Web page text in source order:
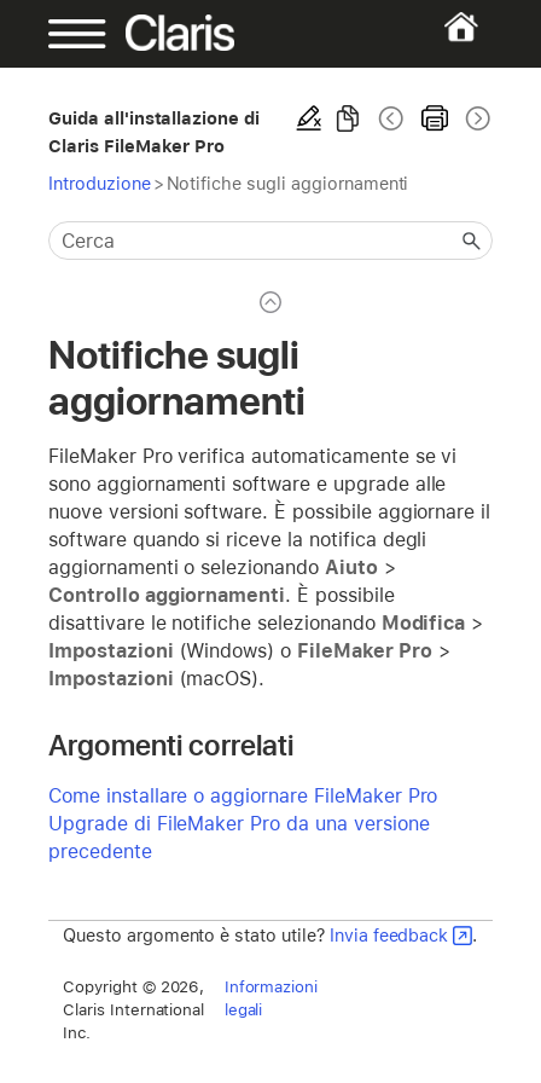
Guida all'installazione di
Claris FileMaker Pro
Introduzione > Notifiche sugli aggiornamenti
Notifiche sugli
aggiornamenti
FileMaker Pro verifica automaticamente se vi
sono aggiornamenti software e upgrade alle
nuove versioni software. È possibile aggiornare il
software quando si riceve la notifica degli
aggiornamenti o selezionando Aiuto>
Controllo aggiornamenti. È possibile
disattivare le notifiche selezionando Modifica >
Impostazioni (Windows) o FileMaker Pro>
Impostazioni (macOS).
Argomenti correlati
Come installare o aggiornare FileMaker Pro
Upgrade di FileMaker Pro da una versione
precedente
Questo argomento è stato utile? Invia feedback .
Copyright © 2026,
Claris International
Inc.
Informazioni
legali